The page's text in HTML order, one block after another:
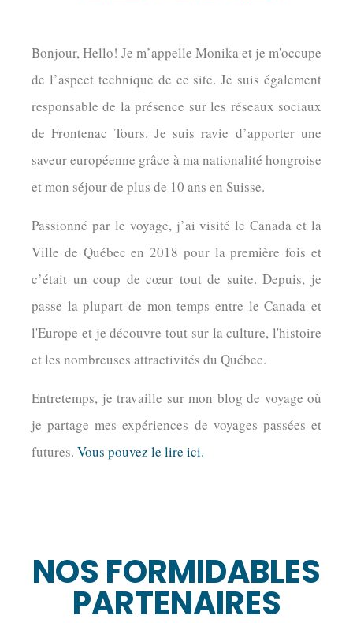
Bonjour, Hello! Je m’appelle Monika et je m'occupe
de l’aspect technique de ce site. Je suis également
responsable de la présence sur les réseaux sociaux
de Frontenac Tours. Je suis ravie d’apporter une
saveur européenne grâce à ma nationalité hongroise
et mon séjour de plus de 10 ans en Suisse.
Passionné par le voyage, j’ai visité le Canada et la
Ville de Québec en 2018 pour la première fois et
c’était un coup de cœur tout de suite. Depuis, je
passe la plupart de mon temps entre le Canada et
l'Europe et je découvre tout sur la culture, l'histoire
et les nombreuses attractivités du Québec.
Entretemps, je travaille sur mon blog de voyage où
je partage mes expériences de voyages passées et
futures. Vous pouvez le lire ici.
NOS FORMIDABLES
PARTENAIRES